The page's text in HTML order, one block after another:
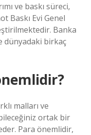
ve baskı süreci,
Baskı Evi Genel
Banka
dünyadaki birkaç
malları ve
ortak bir
Para önemlidir,